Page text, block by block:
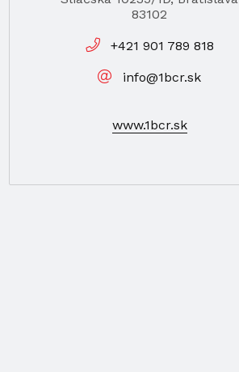
83102
+421 901 789 818
info@1bcr.sk
www.1bcr.sk